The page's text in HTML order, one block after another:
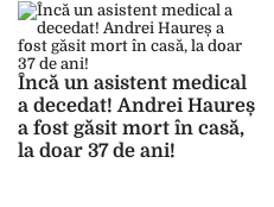
momentul de față nu pot
să vă dau dreptate, dar
cred că aveți dreptate”
Încă un asistent medical
a decedat! Andrei Haureș
a fost găsit mort în casă,
la doar 37 de ani!